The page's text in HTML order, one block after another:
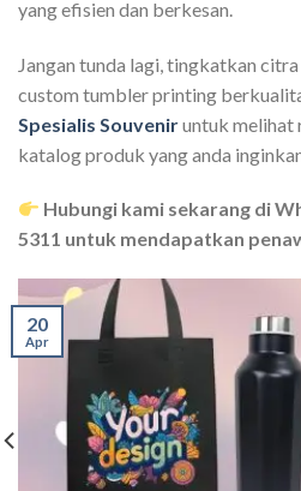
yang efisien dan berkesan.
Jangan tunda lagi, tingkatkan
custom tumbler printing
Spesialis Souveniruntuk melihat
katalog produk yang anda
Hubungi kami sekarang di
5311 untuk mendapatkan
20
Apr